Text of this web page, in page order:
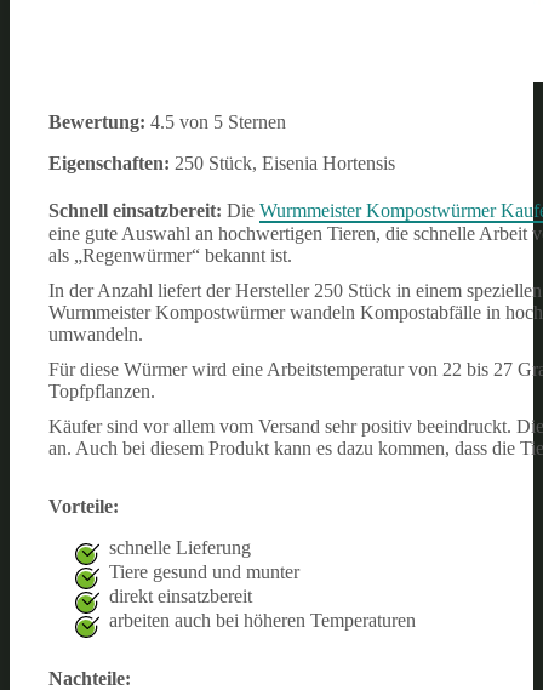
Bewertung: 4.5 von 5 Sternen
Eigenschaften: 250 Stück, Eisenia Hortensis
Schnell einsatzbereit: Die Wurmmeister Kompostwürmer
eine gute Auswahl an hochwertigen Tieren, die schnelle Arbeit
als „Regenwürmer“ bekannt ist.
In der Anzahl liefert der Hersteller 250 Stück in einem
Wurmmeister Kompostwürmer wandeln Kompostabfälle in
umwandeln.
Für diese Würmer wird eine Arbeitstemperatur von 22 bis 27
Topfpflanzen.
Käufer sind vor allem vom Versand sehr positiv beeindruckt.
an. Auch bei diesem Produkt kann es dazu kommen, dass die
Vorteile:
schnelle Lieferung
Tiere gesund und munter
direkt einsatzbereit
arbeiten auch bei höheren Temperaturen
Nachteile: